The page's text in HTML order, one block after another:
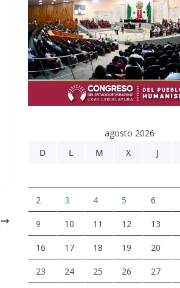
agosto 2026
D
L M X J
2 3 4 5 6
9 10 11 12 13
16 17 18 19 20
23 24 25 26 27